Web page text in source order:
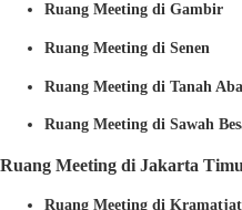
Ruang Meeting di Gambir
Ruang Meeting di Senen
Ruang Meeting di Tanah
Ruang Meeting di Sawah
Ruang Meeting di Jakarta
Ruang Meeting di